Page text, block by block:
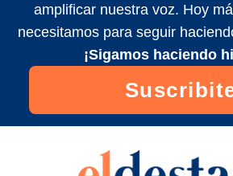
amplificar nuestra voz. Hoy
necesitamos para seguir
¡Sigamos haciendo